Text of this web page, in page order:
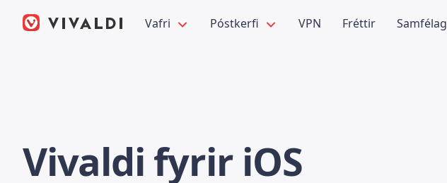
Vafri Póstkerfi VPN Fréttir Samfélag
Vivaldi fyrir iOS